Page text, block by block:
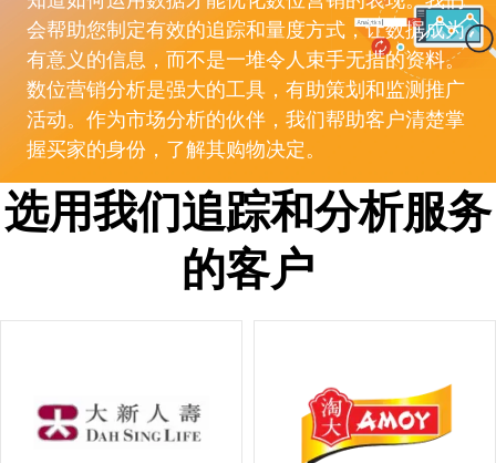
会帮助您制定有效的追踪和量度方式，让数据成为
有意义的信息，而不是一堆令人束手无措的资料。
数位营销分析是强大的工具，有助策划和监测推广
活动。作为市场分析的伙伴，我们帮助客户清楚掌
握买家的身份，了解其购物决定。
选用我们追踪和分析服务
的客户